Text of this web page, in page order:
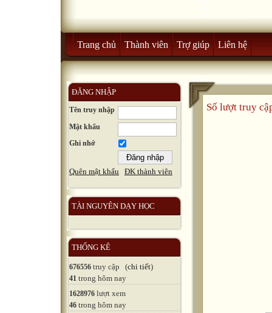
Trang chủ Thành viên Trợ giúp Liên hệ
ĐĂNG NHẬP
Tên truy nhập
Mật khẩu
Ghi nhớ
Quên mật khẩu ĐK thành viên
TÀI NGUYÊN DẠY HỌC
THỐNG KÊ
676556 truy cập (chi tiết)
41 trong hôm nay
1628976 lượt xem
46 trong hôm nay
Số lượt truy